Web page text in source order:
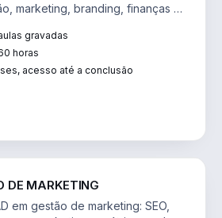
marketing, branding, finanças e
gravadas
horas
acesso até a conclusão
DE MARKETING
em gestão de marketing: SEO,